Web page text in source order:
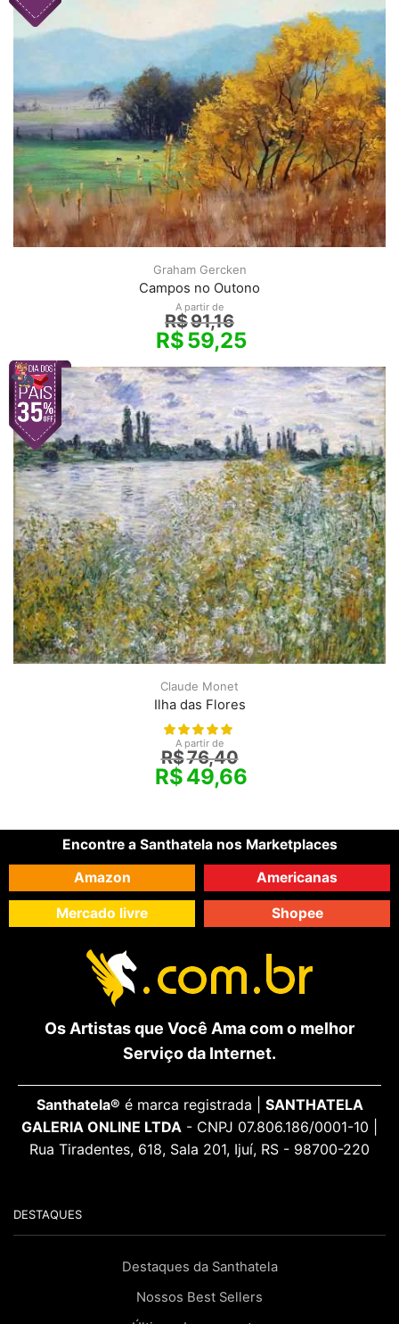
Graham Gercken
Campos no Outono
A partir de
R$91,16
R$59,25
Claude Monet
Ilha das Flores
A partir de
R$76,40
R$49,66
Encontre a Santhatela nos Marketplaces
Amazon
Americanas
Mercado livre Shopee
Os Artistas que Você Ama com o melhor
Serviço da Internet.
Santhatela® é marca registrada | SANTHATELA
GALERIA ONLINE LTDA - CNPJ 07.806.186/0001-10 |
Rua Tiradentes, 618, Sala 201, Ijuí, RS - 98700-220
DESTAQUES
Destaques da Santhatela
Nossos Best Sellers